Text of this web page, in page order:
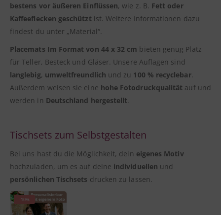
bestens vor äußeren Einflüssen, wie z. B. Fett oder
Kaffeeflecken geschützt ist. Weitere Informationen dazu
findest du unter „Material“.
Placemats Im Format von 44 x 32 cm bieten genug Platz
für Teller, Besteck und Gläser. Unsere Auflagen sind
langlebig, umweltfreundlich und zu 100 % recyclebar.
Außerdem weisen sie eine hohe Fotodruckqualität auf und
werden in Deutschland hergestellt.
Tischsets zum Selbstgestalten
Bei uns hast du die Möglichkeit, dein eigenes Motiv
hochzuladen, um es auf deine individuellen und
persönlichen Tischsets drucken zu lassen.
-10%